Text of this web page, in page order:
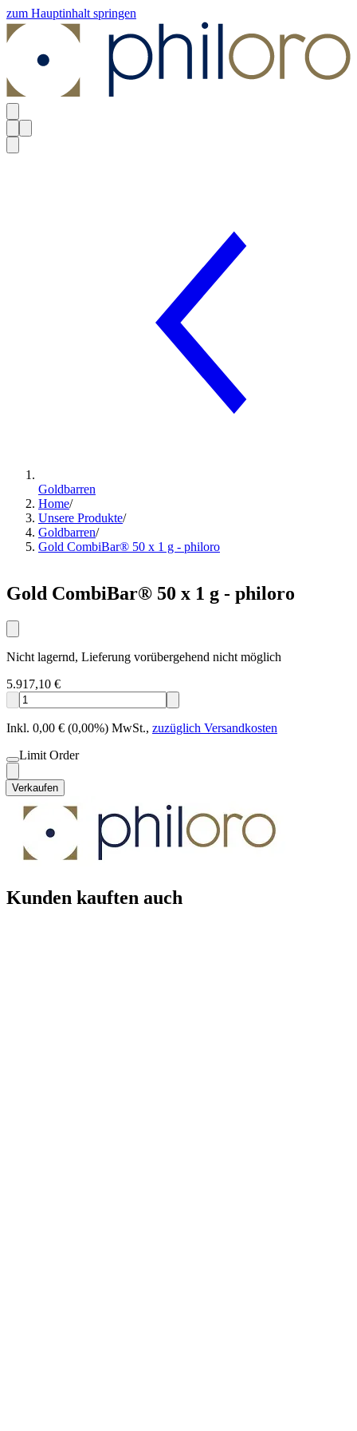
zum Hauptinhalt springen
Goldbarren
Home/
Unsere Produkte/
Goldbarren/
Gold CombiBar® 50 x 1 g - philoro
Gold CombiBar® 50 x 1 g - philoro
Nicht lagernd, Lieferung vorübergehend nicht möglich
5.917,10 €
Inkl. 0,00 € (0,00%) MwSt., zuzüglich Versandkosten
Limit Order
Verkaufen
Kunden kauften auch